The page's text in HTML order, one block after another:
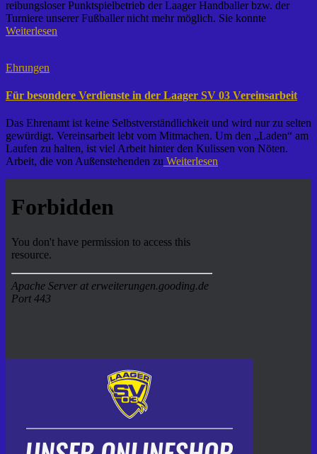
reibungsloser Punktspielbetrieb der Laager Handballer bzw. der
Turniere unserer Fußballer nicht mehr möglich. Sie konnte
Weiterlesen
Ehrungen
Für besondere Verdienste in der Laager SV 03 Vereinsarbeit
Das Ehrenamt ist keine Selbstverständlichkeit und wird nur zu selten
gewürdigt. Vereinsarbeit lebt vom Mitmachen. Um den „Laden“ am
Laufen zu halten, ist viel Arbeit hinter den Kulissen von Nöten.
Arbeit, die von Außenstehenden zu Weiterlesen